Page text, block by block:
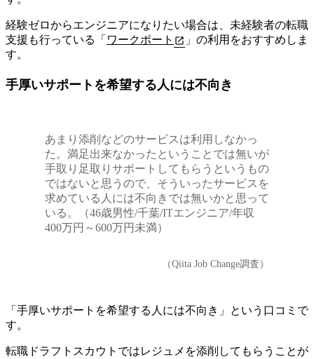
経験ゼロからエンジニアになりたい場合は、未経験者の転職
支援も行っている「 ワークポート
」の利用をおすすめしま
す。
手厚いサポートを希望する人には不向き
あまり添削などのサービスは利用しなかっ
た。満足出来なかったということでは無いが
手取り足取りサポートしてもらうというもの
ではないと思うので、そういったサービスを
求めている人には不向きでは無いかと思って
いる。（46歳男性/千葉/ITエンジニア/年収
400万円～600万円未満）
（Qiita Job Change調査）
「手厚いサポートを希望する人には不向き」という口コミで
す。
転職ドラフトスカウトではレジュメを添削してもらうことが